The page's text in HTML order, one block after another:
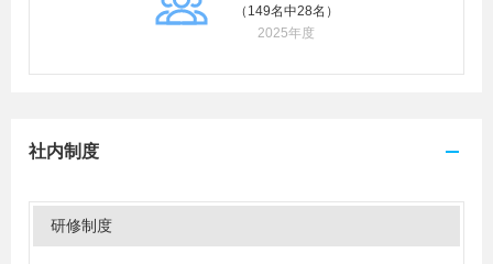
（149名中28名）
2025年度
社内制度
研修制度